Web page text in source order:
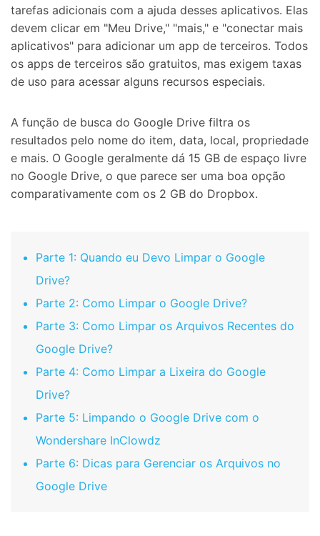
tarefas adicionais com a ajuda desses aplicativos. Elas
devem clicar em "Meu Drive," "mais," e "conectar mais
aplicativos" para adicionar um app de terceiros. Todos
os apps de terceiros são gratuitos, mas exigem taxas
de uso para acessar alguns recursos especiais.
A função de busca do Google Drive filtra os
resultados pelo nome do item, data, local, propriedade
e mais. O Google geralmente dá 15 GB de espaço livre
no Google Drive, o que parece ser uma boa opção
comparativamente com os 2 GB do Dropbox.
Parte 1: Quando eu Devo Limpar o Google
Drive?
Parte 2: Como Limpar o Google Drive?
Parte 3: Como Limpar os Arquivos Recentes do
Google Drive?
Parte 4: Como Limpar a Lixeira do Google
Drive?
Parte 5: Limpando o Google Drive com o
Wondershare InClowdz
Parte 6: Dicas para Gerenciar os Arquivos no
Google Drive